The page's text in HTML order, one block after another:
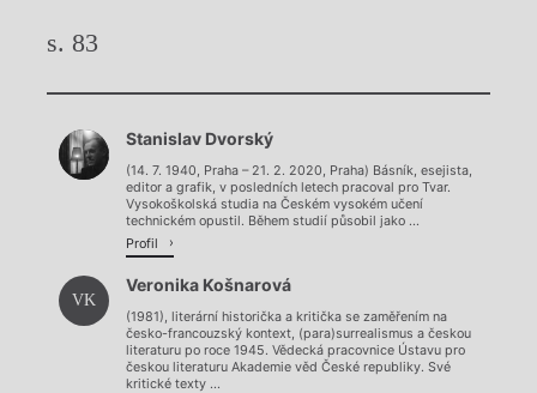
s. 83
Chviličku.
Načítá se.
Stanislav Dvorský
(14. 7. 1940, Praha – 21. 2. 2020, Praha) Básník, esejista,
editor a grafik, v posledních letech pracoval pro Tvar.
Vysokoškolská studia na Českém vysokém učení
technickém opustil. Během studií působil jako ...
Profil
VK
Veronika Košnarová
(1981), literární historička a kritička se zaměřením na
česko-francouzský kontext, (para)surrealismus a českou
literaturu po roce 1945. Vědecká pracovnice Ústavu pro
českou literaturu Akademie věd České republiky. Své
kritické texty ...